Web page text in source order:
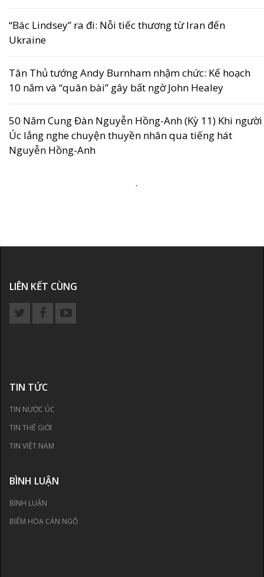
“Bác Lindsey” ra đi: Nỗi tiếc thương từ Iran đến
Ukraine
Tân Thủ tướng Andy Burnham nhậm chức: Kế hoạch
10 năm và “quân bài” gây bất ngờ John Healey
50 Năm Cung Đàn Nguyễn Hồng-Anh (Kỳ 11) Khi người
Úc lắng nghe chuyện thuyền nhân qua tiếng hát
Nguyễn Hồng-Anh
.
LIÊN KẾT CÙNG
TIN TỨC
TIN NƯỚC ÚC
TIN THẾ GIỚI
TIN VIỆT NAM
BÌNH LUẬN
BÌNH LUẬN
BIẾM HOẠ CÁN NGỐ